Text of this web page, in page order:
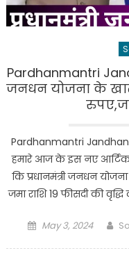
Pardhanmantri
जनधन योजना के
Pardhanmantri Jandhan
हमारे आज के इस नए
कि प्रधानमंत्री जनधन
जमा राशि 19 फीसदी की
Posted
May 3, 2024